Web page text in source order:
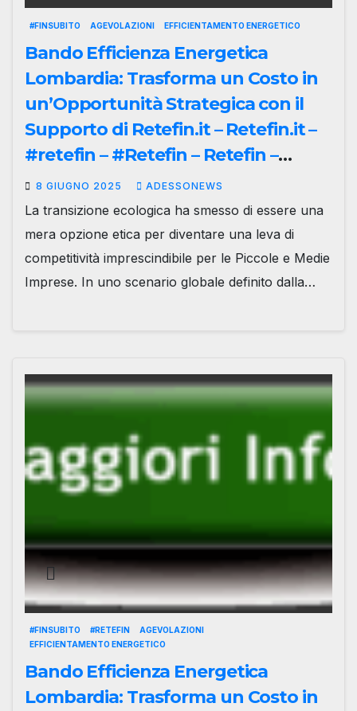
#FINSUBITO AGEVOLAZIONI EFFICIENTAMENTO ENERGETICO
Bando Efficienza Energetica
Lombardia: Trasforma un Costo in
un’Opportunità Strategica con il
Supporto di Retefin.it – Retefin.it –
#retefin – #Retefin – Retefin –
#Finsubito – Finsubito –
#Adessonews – #Adessonews –
#Finsubito – Adessonews
8 GIUGNO 2025 ADESSONEWS
La transizione ecologica ha smesso di essere una
mera opzione etica per diventare una leva di
competitività imprescindibile per le Piccole e Medie
Imprese. In uno scenario globale definito dalla…
#FINSUBITO #RETEFIN
AGEVOLAZIONI
EFFICIENTAMENTO ENERGETICO
Bando Efficienza Energetica
Lombardia: Trasforma un Costo in